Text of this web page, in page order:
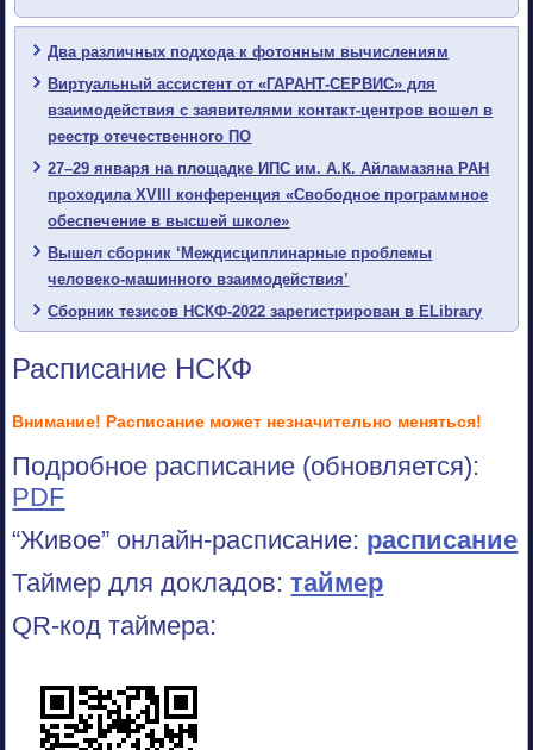
Два различных подхода к фотонным вычислениям
Виртуальный ассистент от «ГАРАНТ-СЕРВИС» для
взаимодействия с заявителями контакт-центров вошел в
реестр отечественного ПО
27–29 января на площадке ИПС им. А.К. Айламазяна РАН
проходила XVIII конференция «Свободное программное
обеспечение в высшей школе»
Вышел сборник ‘Междисциплинарные проблемы
человеко-машинного взаимодействия’
Сборник тезисов НСКФ-2022 зарегистрирован в ELibrary
Расписание НСКФ
Внимание! Расписание может незначительно меняться!
Подробное расписание (обновляется):
PDF
“Живое” онлайн-расписание: расписание
Таймер для докладов:таймер
QR-код таймера: